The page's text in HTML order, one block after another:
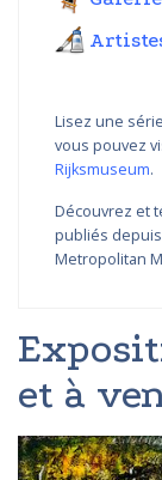
Lisez une
vous pouvez
Rijksmuseum.
Découvrez et
publiés
Metropolitan
et à